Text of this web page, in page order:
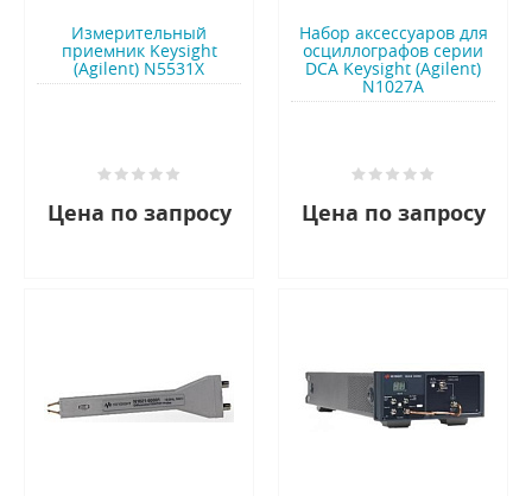
Измерительный
приемник Keysight
(Agilent) N5531X
Цена по запросу
Набор аксессуаров для
осциллографов серии
DCA Keysight (Agilent)
N1027A
Цена по запросу